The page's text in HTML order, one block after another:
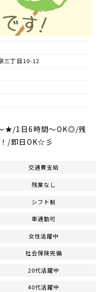
三丁目10-12
★/1日6時間～OK◎/残
/即日OK☆彡
交通費支給
残業なし
シフト制
車通勤可
女性活躍中
社会保険完備
20代活躍中
40代活躍中